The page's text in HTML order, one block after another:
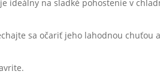
ideálny na sladké pohostenie v
sa očariť jeho lahodnou chuťou